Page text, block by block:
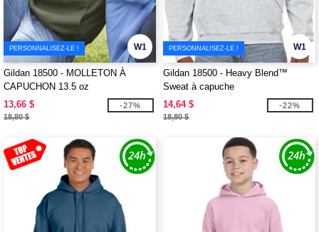
W1
PERSONNALISEZ-LE !
Gildan 18500 - MOLLETON À
CAPUCHON 13.5 oz
13,66 $
18,80 $
-27%
W1
PERSONNALISEZ-LE !
Gildan 18500 - Heavy Blend™
Sweat à capuche
14,64 $
18,80 $
-22%